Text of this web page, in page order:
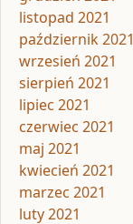
listopad 2021
październik 2021
wrzesień 2021
sierpień 2021
lipiec 2021
czerwiec 2021
maj 2021
kwiecień 2021
marzec 2021
luty 2021